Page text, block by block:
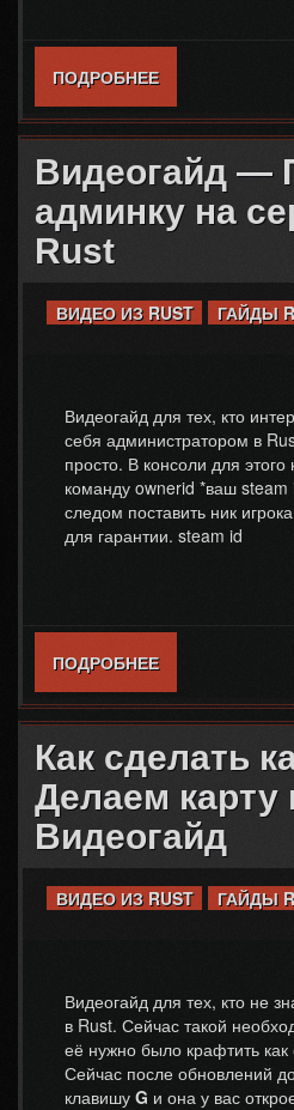
ПОДРОБНЕЕО ВИДЕОГАЙД
В RUST
Видеогайд —
админку на
Rust
ВИДЕО ИЗ RUST
ГАЙДЫ
Видеогайд для тех, кто
себя администратором в
просто. В консоли для
команду ownerid *ваш
следом поставить ник
для гарантии. steam id
ПОДРОБНЕЕО ВИДЕОГАЙД
НА СЕРВЕРЕ В
Как сделать
Делаем карту
Видеогайд
ВИДЕО ИЗ RUST
ГАЙДЫ
Видеогайд для тех, кто не
в Rust. Сейчас такой
её нужно было крафтить
Сейчас после обновлений
клавишу G и она у вас